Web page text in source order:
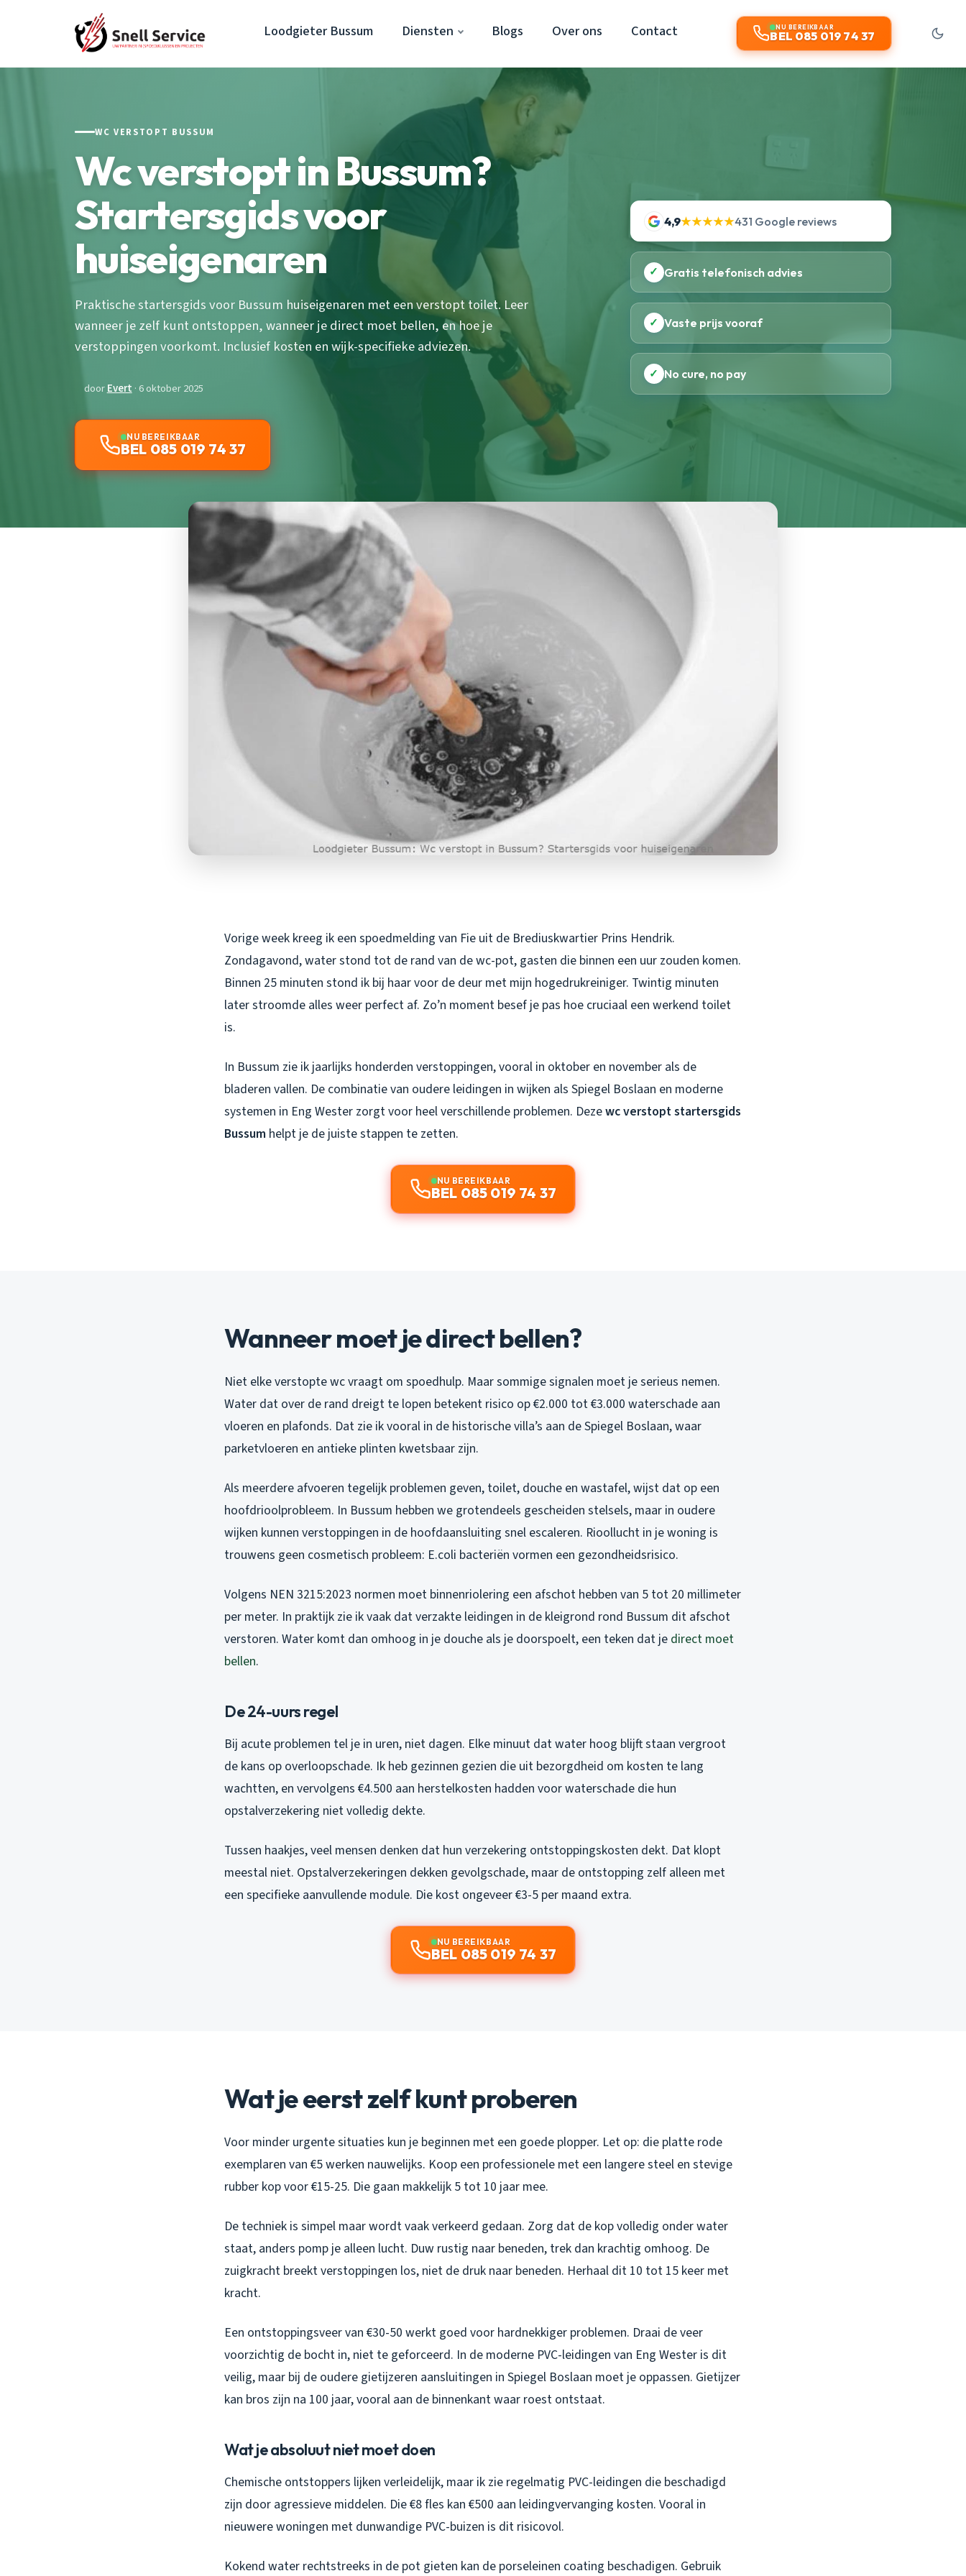
Loodgieter Bussum Diensten Blogs Over ons Contact NU BEREIKBAAR
BEL 085 019 74 37
WC VERSTOPT BUSSUM
Wc verstopt in Bussum?
Startersgids voor
huiseigenaren
Praktische startersgids voor Bussum huiseigenaren met een verstopt toilet. Leer
wanneer je zelf kunt ontstoppen, wanneer je direct moet bellen, en hoe je
verstoppingen voorkomt. Inclusief kosten en wijk-specifieke adviezen.
doorEvert · 6 oktober 2025
NU BEREIKBAAR
BEL 085 019 74 37
4,9★★★★★431 Google reviews
✓ Gratis telefonisch advies
✓ Vaste prijs vooraf
✓ No cure, no pay
Vorige week kreeg ik een spoedmelding van Fie uit de Brediuskwartier Prins Hendrik.
Zondagavond, water stond tot de rand van de wc-pot, gasten die binnen een uur zouden komen.
Binnen 25 minuten stond ik bij haar voor de deur met mijn hogedrukreiniger. Twintig minuten
later stroomde alles weer perfect af. Zo’n moment besef je pas hoe cruciaal een werkend toilet
is.
In Bussum zie ik jaarlijks honderden verstoppingen, vooral in oktober en november als de
bladeren vallen. De combinatie van oudere leidingen in wijken als Spiegel Boslaan en moderne
systemen in Eng Wester zorgt voor heel verschillende problemen. Dezewc verstopt startersgids
Bussum helpt je de juiste stappen te zetten.
NU BEREIKBAAR
BEL 085 019 74 37
Wanneer moet je direct bellen?
Niet elke verstopte wc vraagt om spoedhulp. Maar sommige signalen moet je serieus nemen.
Water dat over de rand dreigt te lopen betekent risico op €2.000 tot €3.000 waterschade aan
vloeren en plafonds. Dat zie ik vooral in de historische villa’s aan de Spiegel Boslaan, waar
parketvloeren en antieke plinten kwetsbaar zijn.
Als meerdere afvoeren tegelijk problemen geven, toilet, douche en wastafel, wijst dat op een
hoofdrioolprobleem. In Bussum hebben we grotendeels gescheiden stelsels, maar in oudere
wijken kunnen verstoppingen in de hoofdaansluiting snel escaleren. Rioollucht in je woning is
trouwens geen cosmetisch probleem: E.coli bacteriën vormen een gezondheidsrisico.
Volgens NEN 3215:2023 normen moet binnenriolering een afschot hebben van 5 tot 20 millimeter
per meter. In praktijk zie ik vaak dat verzakte leidingen in de kleigrond rond Bussum dit afschot
verstoren. Water komt dan omhoog in je douche als je doorspoelt, een teken dat je direct moet
bellen.
De 24-uurs regel
Bij acute problemen tel je in uren, niet dagen. Elke minuut dat water hoog blijft staan vergroot
de kans op overloopschade. Ik heb gezinnen gezien die uit bezorgdheid om kosten te lang
wachtten, en vervolgens €4.500 aan herstelkosten hadden voor waterschade die hun
opstalverzekering niet volledig dekte.
Tussen haakjes, veel mensen denken dat hun verzekering ontstoppingskosten dekt. Dat klopt
meestal niet. Opstalverzekeringen dekken gevolgschade, maar de ontstopping zelf alleen met
een specifieke aanvullende module. Die kost ongeveer €3-5 per maand extra.
NU BEREIKBAAR
BEL 085 019 74 37
Wat je eerst zelf kunt proberen
Voor minder urgente situaties kun je beginnen met een goede plopper. Let op: die platte rode
exemplaren van €5 werken nauwelijks. Koop een professionele met een langere steel en stevige
rubber kop voor €15-25. Die gaan makkelijk 5 tot 10 jaar mee.
De techniek is simpel maar wordt vaak verkeerd gedaan. Zorg dat de kop volledig onder water
staat, anders pomp je alleen lucht. Duw rustig naar beneden, trek dan krachtig omhoog. De
zuigkracht breekt verstoppingen los, niet de druk naar beneden. Herhaal dit 10 tot 15 keer met
kracht.
Een ontstoppingsveer van €30-50 werkt goed voor hardnekkiger problemen. Draai de veer
voorzichtig de bocht in, niet te geforceerd. In de moderne PVC-leidingen van Eng Wester is dit
veilig, maar bij de oudere gietijzeren aansluitingen in Spiegel Boslaan moet je oppassen. Gietijzer
kan bros zijn na 100 jaar, vooral aan de binnenkant waar roest ontstaat.
Wat je absoluut niet moet doen
Chemische ontstoppers lijken verleidelijk, maar ik zie regelmatig PVC-leidingen die beschadigd
zijn door agressieve middelen. Die €8 fles kan €500 aan leidingvervanging kosten. Vooral in
nieuwere woningen met dunwandige PVC-buizen is dit risicovol.
Kokend water rechtstreeks in de pot gieten kan de porseleinen coating beschadigen. Gebruik